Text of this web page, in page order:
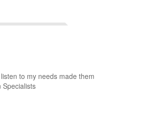
to my needs made them
Specialists